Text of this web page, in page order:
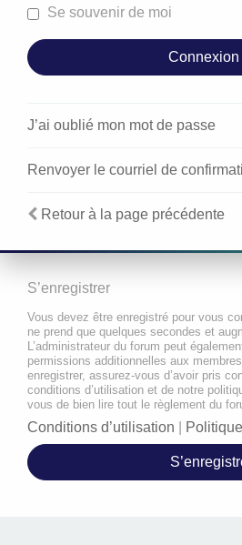
Se souvenir de moi
J’ai oublié mon mot de passe
Renvoyer le courriel de
Retour à la page précédente
S’enregistrer
Vous devez être enregistré pour vous
ne prend que quelques secondes et
L’administrateur du forum peut
permissions additionnelles aux
enregistrer, assurez-vous d’avoir pris
conditions d’utilisation et de notre
vous de bien lire tout le règlement du
Conditions d’utilisation